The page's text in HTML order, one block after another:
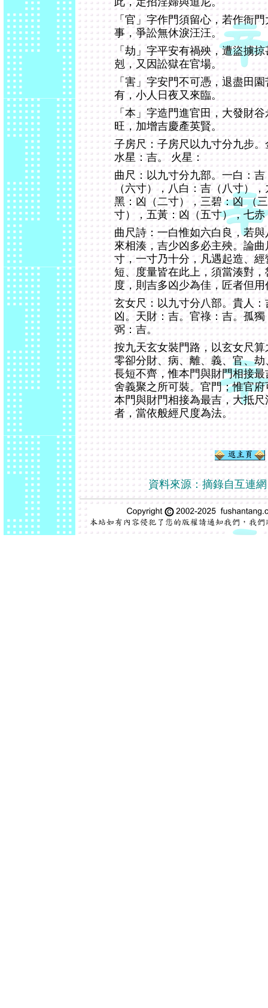
「官」字作門須留心，若作衙
事，爭訟無休淚汪汪。
「劫」字平安有禍殃，遭盜擄
剋，又因訟獄在官場。
「害」字安門不可憑，退盡田
有，小人日夜又來臨。
「本」字造門進官田，大發財
旺，加增吉慶產英賢。
子房尺：子房尺以九寸分九步
水星：吉。 火星：
曲尺：以九寸分九部。一白：
（六寸），八白：吉（八寸）
黑：凶（二寸），三碧：凶 （
寸），五黃：凶（五寸），七
曲尺詩：一白惟如六白良，若
來相湊，吉少凶多必主殃。論
寸，一寸乃十分，凡遇起造、
短、度量皆在此上，須當湊對
度，則吉多凶少為佳，匠者但
玄女尺：以九寸分八部。貴人
凶。天財：吉。官祿：吉。孤
弼：吉。
按九天玄女裝門路，以玄女尺
零卻分財、病、離、義、官、
長短不齊，惟本門與財門相接
舍義聚之所可裝。官門；惟官
本門與財門相接為最吉，大抵
者，當依般經尺度為法。
資料來源：摘錄自互連